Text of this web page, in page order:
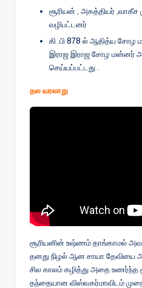
சூரியன் , அகத்தியர்
வழிபட்டனர்
கி .பி 878 ல் ஆதித்ய சோழ
இராஜ இராஜ சோழ மன்னர்
செய்யப்பட்டது .
தல வரலாறு
சூரியனின் உஷ்ணம் தாங்காமல்
தனது நிழல் ஆன சாயா தேவியை
சில காலம் கழித்து அதை உணர்ந்த
தந்தையான விஸ்வகர்மாவிடம்